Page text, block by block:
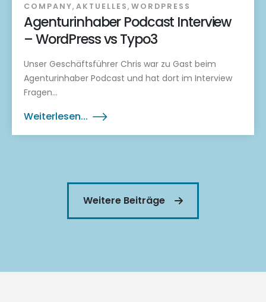
COMPANY, AKTUELLES, WORDPRESS
Agenturinhaber Podcast Interview
– WordPress vs Typo3
Unser Geschäftsführer Chris war zu Gast beim
Agenturinhaber Podcast und hat dort im Interview
Fragen...
Weiterlesen...
Weitere Beiträge